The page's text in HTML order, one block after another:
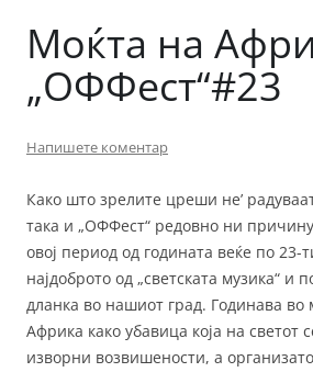
Моќта на
„ОФФест“#23
Напишете коментар
Како што зрелите цреши не’
така и „ОФФест“ редовно ни
овој период од годината веќе по 23-
најдоброто од „светската музика“ и
дланка во нашиот град. Годинава во
Африка како убавица која на светот
изворни возвишености, а